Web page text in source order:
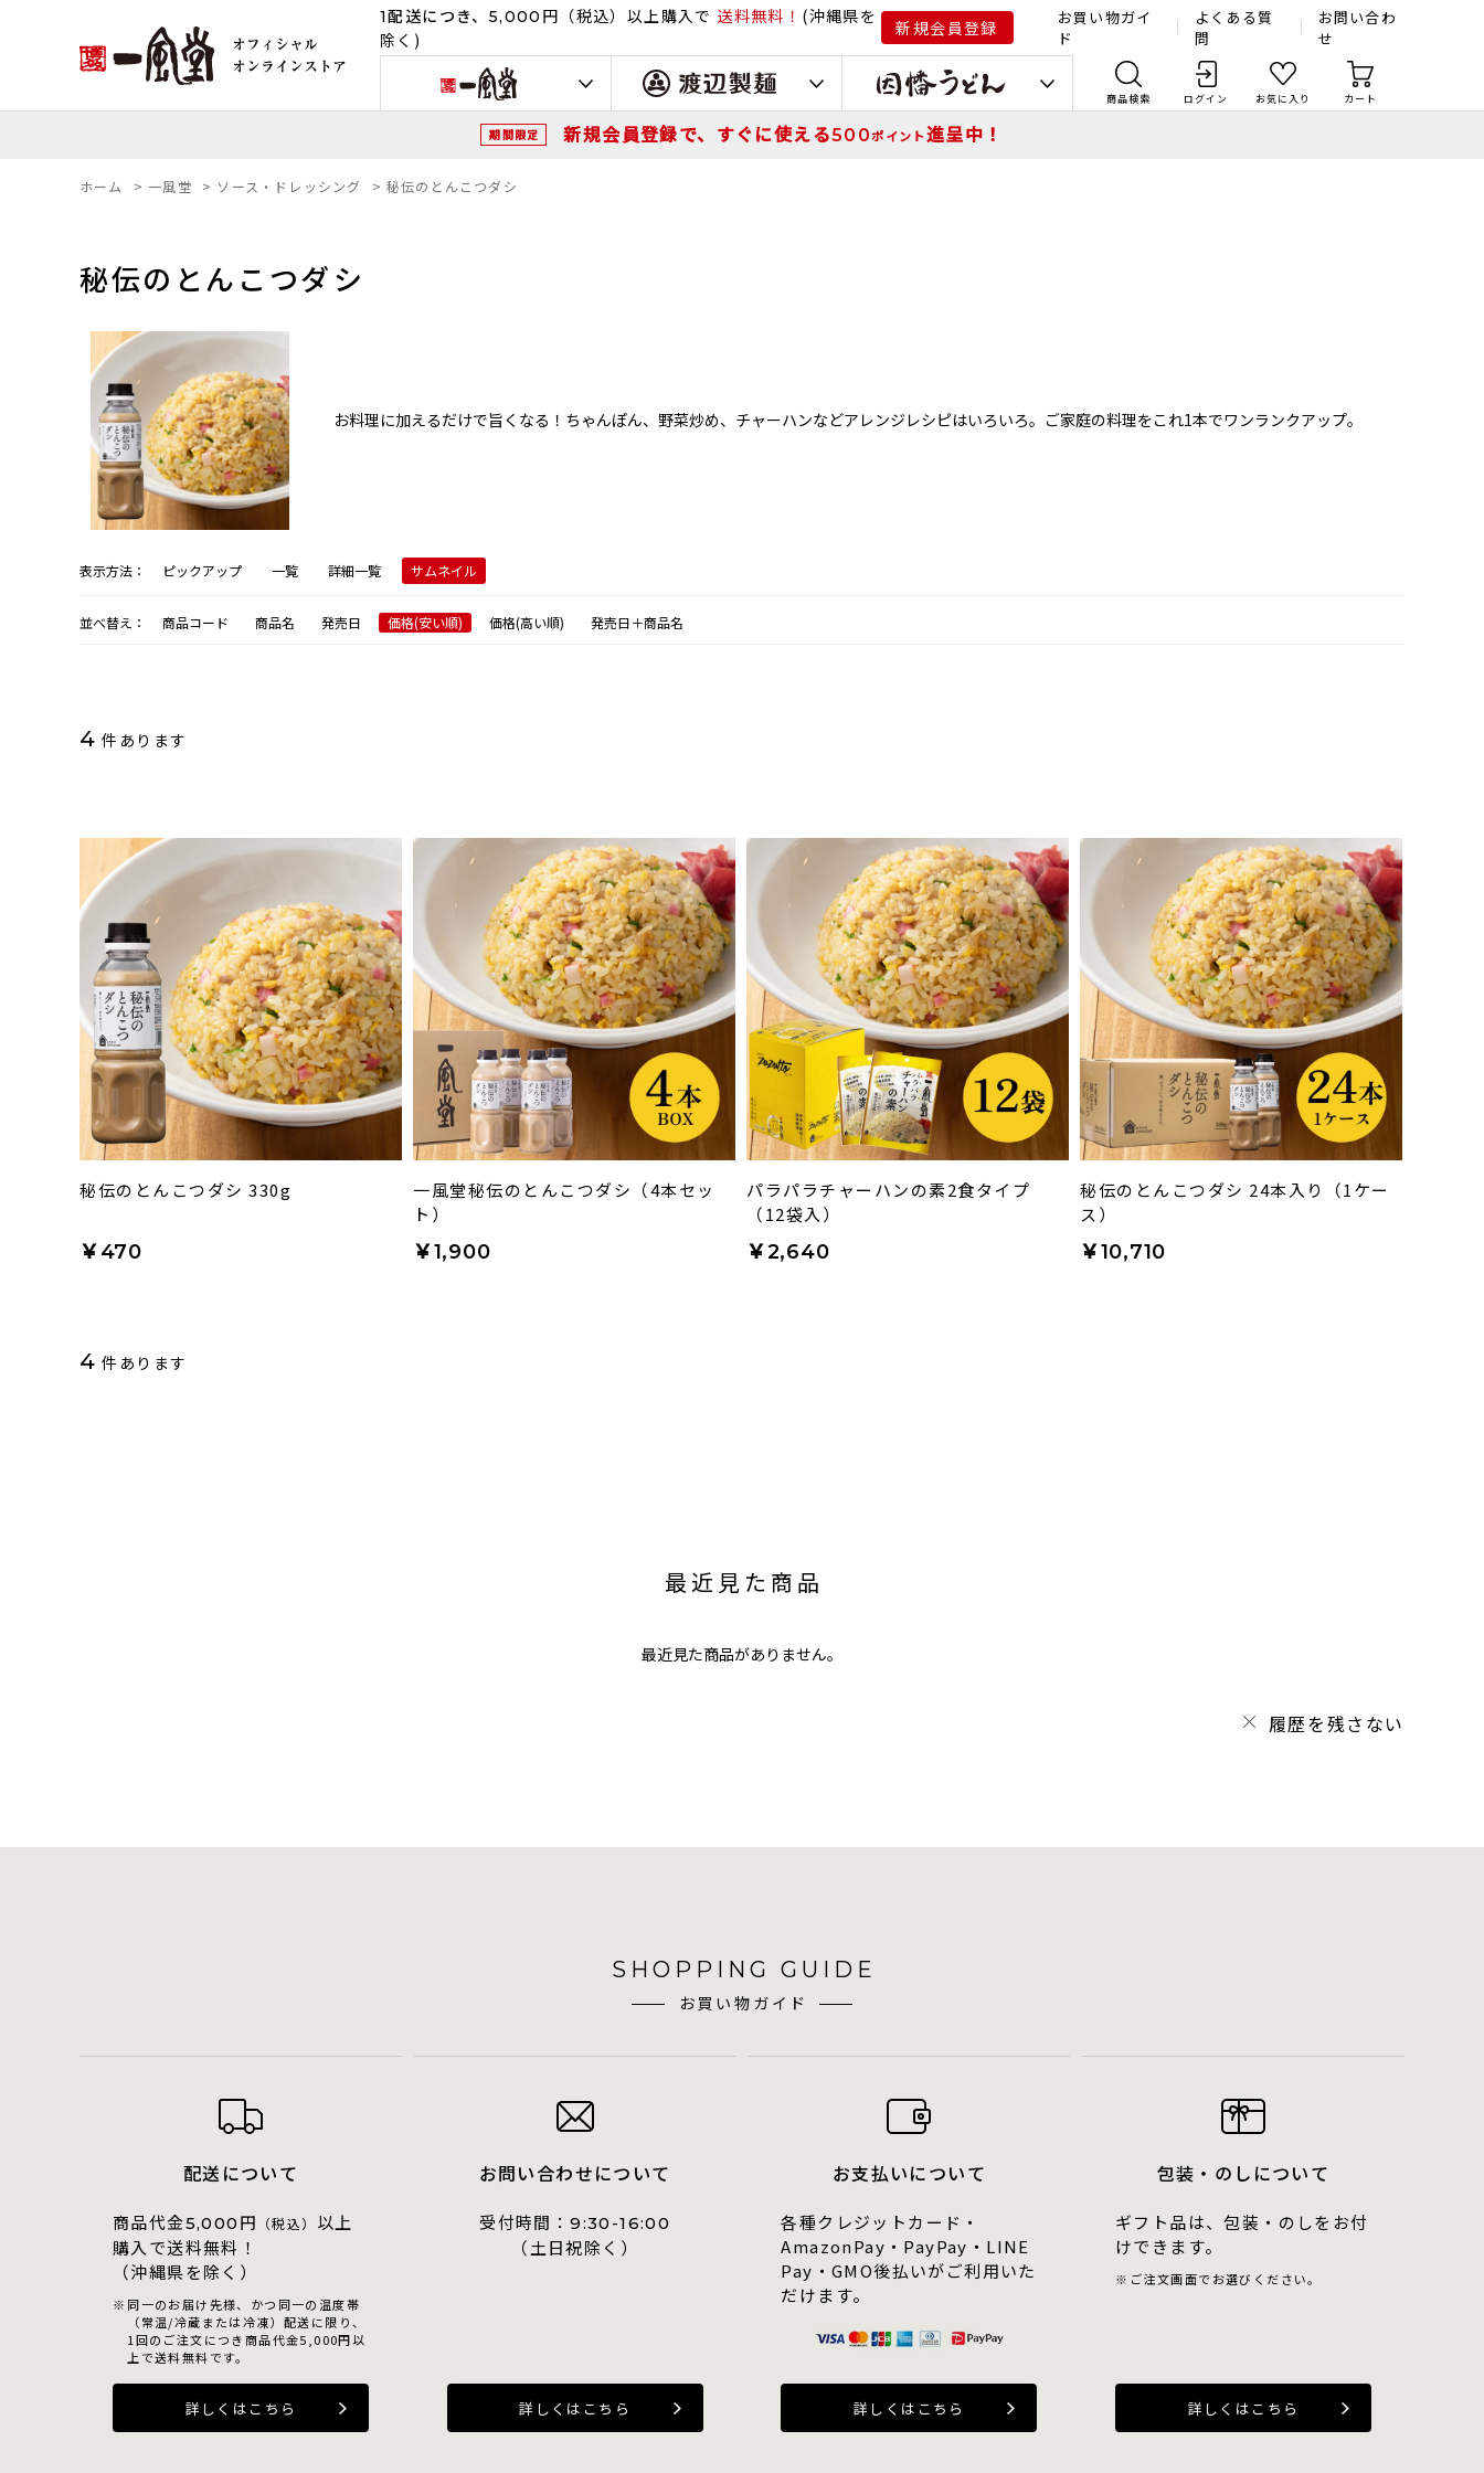
1配送につき、5,000 円（税込） 以上購入で 送料無料！ (沖縄県を
除く)
新規会員登録
お買い物ガイ
ド
よくある質
問
お問い合わ
せ
商品検索 ログイン お気に入り カート
期間限定 新規会員登録で、すぐに使える500ポイント進呈中！
ホーム > 一風堂 > ソース・ドレッシング >秘伝のとんこつダシ
秘伝のとんこつダシ
お料理に加えるだけで旨くなる！ちゃんぽん、野菜炒め、チャーハンなどアレンジレシピはいろいろ。ご家庭の料理をこれ1本でワンランクアップ。
表示方法： ピックアップ 一覧 詳細一覧 サムネイル
並べ替え： 商品コード 商品名 発売日 価格(安い順) 価格(高い順) 発売日＋商品名
4 件あります
秘伝のとんこつダシ 330g
￥470
一風堂秘伝のとんこつダシ（4本セッ
ト）
￥1,900
パラパラチャーハンの素2食タイプ
（12袋入）
￥2,640
秘伝のとんこつダシ 24本入り（1ケー
ス）
￥10,710
4 件あります
最近見た商品
最近見た商品がありません。
履歴を残さない
SHOPPING GUIDE
お買い物ガイド
配送について
商品代金5,000 円 （税込） 以上
購入で送料無料！
（沖縄県を除く）
同一のお届け先様、かつ同一の温度帯
（常温/冷蔵または冷凍）配送に限り、
1回のご注文につき商品代金5,000円以
上で送料無料です。
詳しくはこちら
お問い合わせについて
受付時間：9:30-16:00
（土日祝除く）
詳しくはこちら
お支払いについて
各種クレジットカード・
AmazonPay・PayPay・LINE
Pay・GMO後払いがご利用いた
だけます。
詳しくはこちら
包装・のしについて
ギフト品は、包装・のしをお付
けできます。
ご注文画面でお選びください。
詳しくはこちら